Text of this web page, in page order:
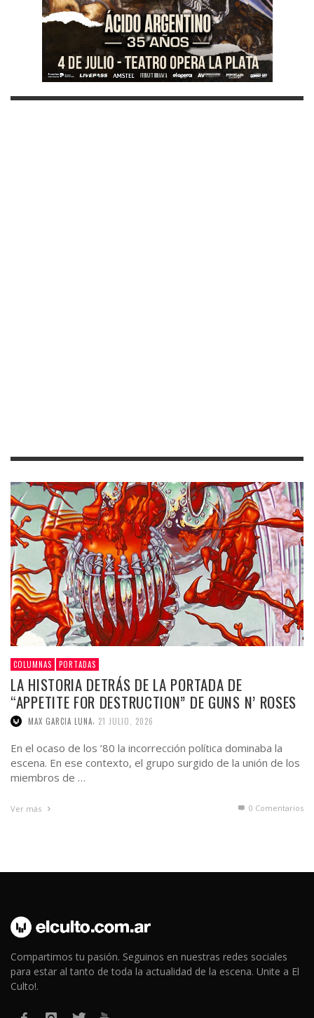
COLUMNAS PORTADAS
LA HISTORIA DETRÁS DE LA PORTADA DE
“APPETITE FOR DESTRUCTION” DE GUNS N’ ROSES
MAX GARCIA LUNA, 21 JULIO, 2026
En el ocaso de los ’80 la incorrección política dominaba la
escena. En ese contexto, el grupo surgido de la unión de los
miembros de …
Ver más 0 Comentarios
Compartimos tu pasión. Seguinos en nuestras redes sociales
para estar al tanto de toda la actualidad de la escena. Unite a El
Culto!.